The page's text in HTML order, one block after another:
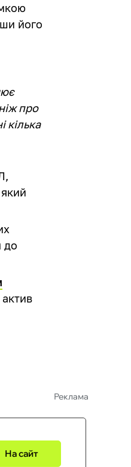
його
про
кілька
до
Реклама
На сайт